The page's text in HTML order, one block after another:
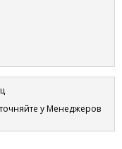
у Менеджеров